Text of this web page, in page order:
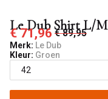
Le Dub Shirt L/M
€ 71,96 € 89,95
Merk: Le Dub
Kleur: Groen